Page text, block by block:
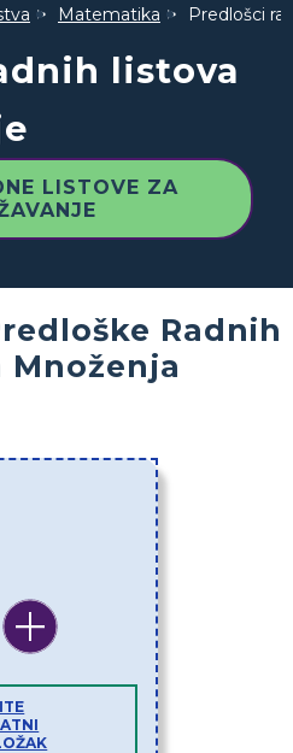
Matematika Predlošci
listova
LISTOVE ZA
Radnih
Množenja